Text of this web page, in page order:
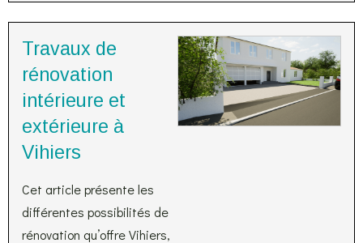
Travaux de
rénovation
intérieure et
extérieure à
Vihiers
Cet article présente les
différentes possibilités de
rénovation qu’offre Vihiers,